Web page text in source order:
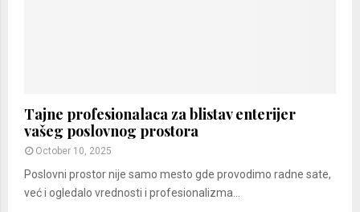
Tajne profesionalaca za blistav enterijer
vašeg poslovnog prostora
October 10, 2025
Poslovni prostor nije samo mesto gde provodimo radne sate,
već i ogledalo vrednosti i profesionalizma...